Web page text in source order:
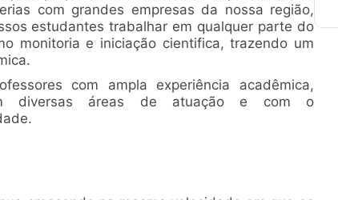
com grandes empresas da nossa região,
estudantes trabalhar em qualquer parte do
monitoria e iniciação cientifica, trazendo um
com ampla experiência acadêmica,
diversas áreas de atuação e com o